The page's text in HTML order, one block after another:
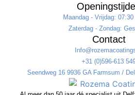
Maandag - Vrijdag:
Zaterdag - Zondag:
Contact
+31 (0)596-613
Seendweg 16 9936 GA Farmsum /